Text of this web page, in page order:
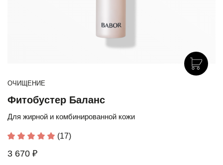
ОЧИЩЕНИЕ
Фитобустер Баланс
Для жирной и комбинированной кожи
(17)
3 670 ₽